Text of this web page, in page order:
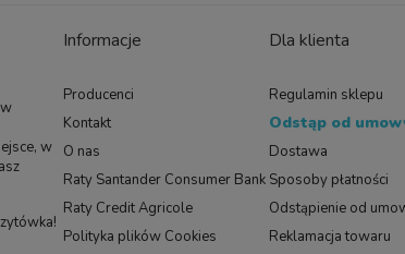
13.12.2024
w
Informacje
Producenci
Kontakt
O nas
Raty Santander Consumer Bank
Raty Credit Agricole
Polityka plików Cookies
Dla klienta
Regulamin sklepu
Odstąp od
Dostawa
Sposoby płatności
Odstąpienie od
Reklamacja towaru